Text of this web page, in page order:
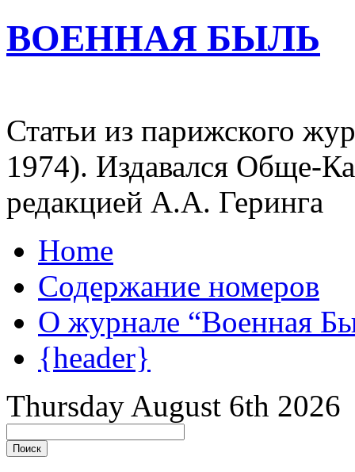
ВОЕННАЯ БЫЛЬ
Статьи из парижского
1974). Издавался Обще-
редакцией А.А. Геринга
Home
Содержание номеров
О журнале “Военная
{header}
Thursday August 6th 2026